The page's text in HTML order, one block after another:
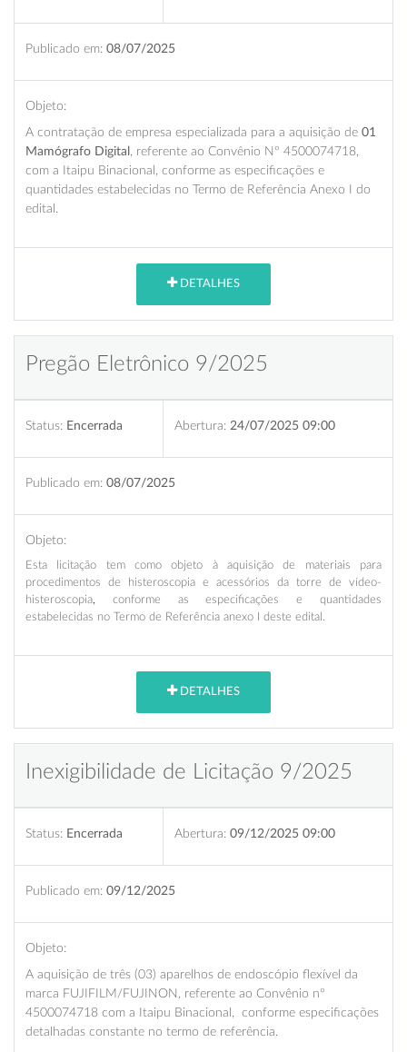
Publicado em: 08/07/2025
Objeto:
A contratação de empresa especializada para a aquisição de 01
Mamógrafo Digital
, referente ao Convênio Nº 4500074718,
com a Itaipu Binacional, conforme as especificações e
quantidades estabelecidas no Termo de Referência Anexo I do
edital.
DETALHES
Pregão Eletrônico 9/2025
Status: Encerrada Abertura: 24/07/2025 09:00
Publicado em: 08/07/2025
Objeto:
Esta licitação tem como objeto àaquisição de materiais para
procedimentos de histeroscopia e acessórios da torre de vídeo-
histeroscopia
conforme as especificações e quantidades
estabelecidas no Termo de Referência anexo I deste edital.
DETALHES
Inexigibilidade de Licitação 9/2025
Status: Encerrada Abertura: 09/12/2025 09:00
Publicado em: 09/12/2025
Objeto:
A aquisição de três (03) aparelhos de endoscópio flexível da
marca FUJIFILM/FUJINON, referente ao Convênio nº
4500074718 com a Itaipu Binacional, conforme especificações
detalhadas constante no termo de referência.